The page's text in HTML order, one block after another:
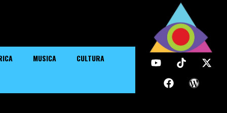
MUSICA CULTURA